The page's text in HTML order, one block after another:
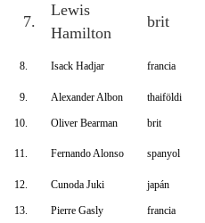
7.
Lewis
Hamilton
brit
8. Isack Hadjar francia
9. Alexander Albon thaiföldi
10. Oliver Bearman brit
11. Fernando Alonso spanyol
12. Cunoda Juki japán
13. Pierre Gasly francia